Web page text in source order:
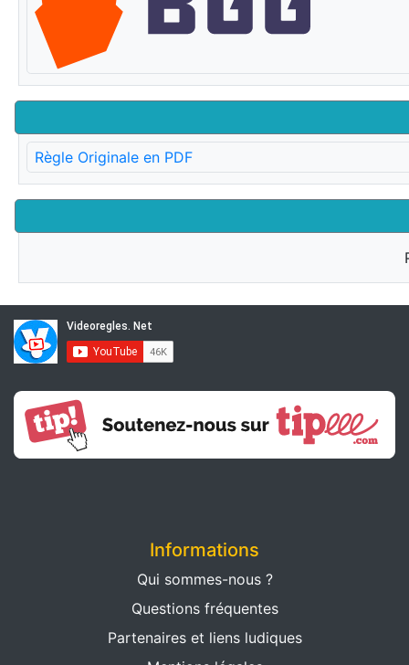
Règle Originale en PDF
Informations
Qui sommes-nous ?
Questions fréquentes
Partenaires et liens ludiques